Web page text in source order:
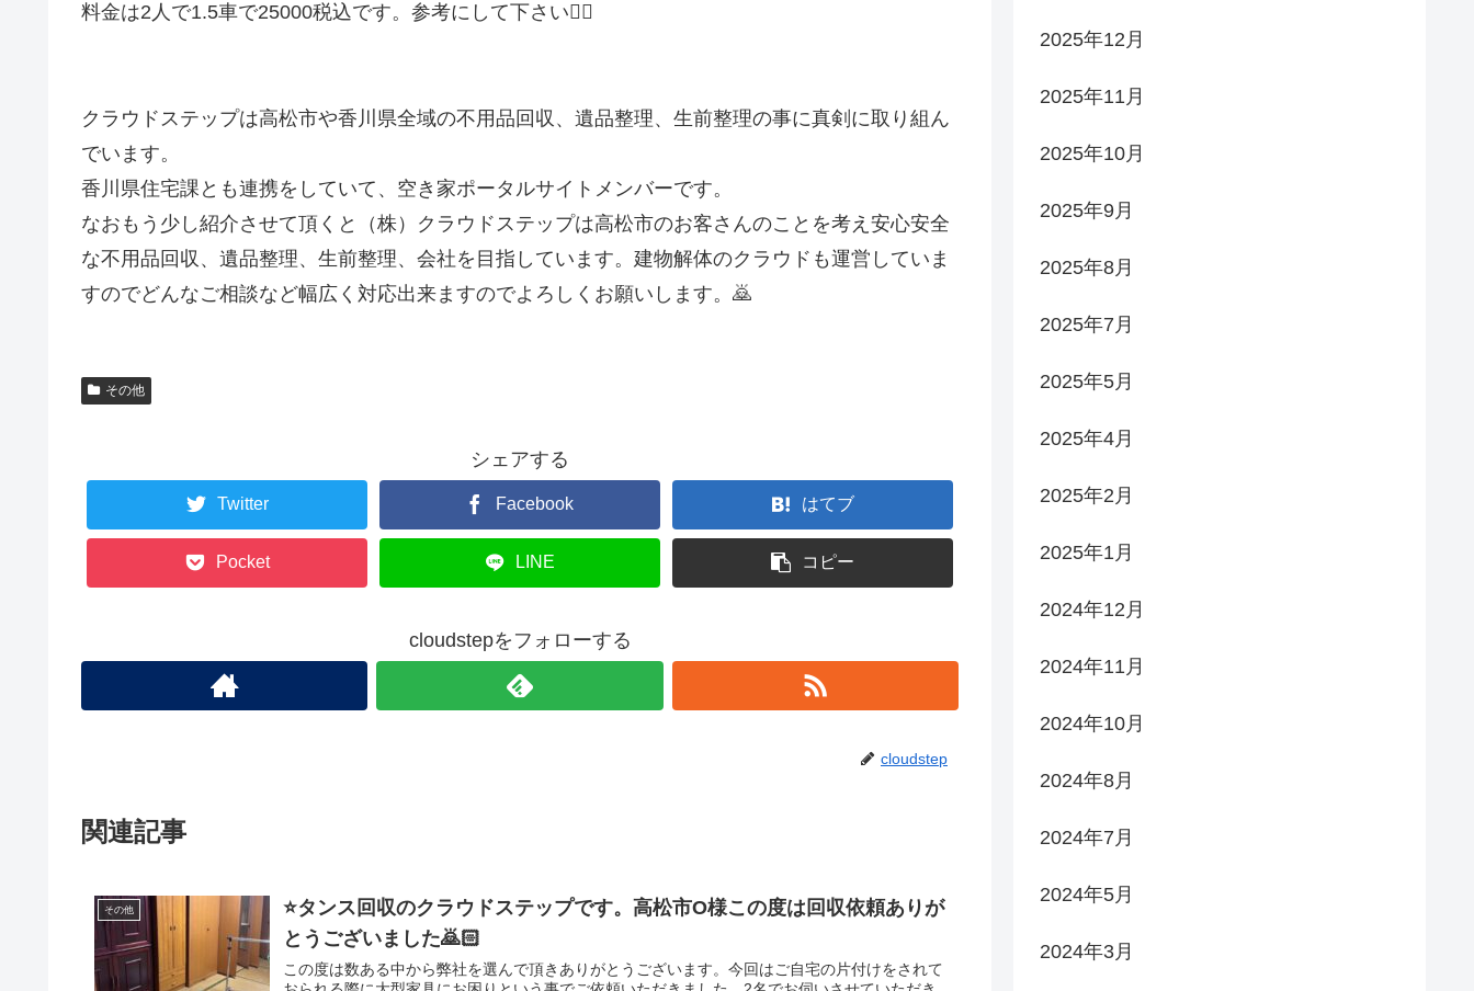
料金は2人で1.5車で25000税込です。参考にして下さい🙇‍♀️
クラウドステップは高松市や香川県全域の不用品回収、遺品整理、生前整理の事に真剣に取り組ん
でいます。
香川県住宅課とも連携をしていて、空き家ポータルサイトメンバーです。
なおもう少し紹介させて頂くと（株）クラウドステップは高松市のお客さんのことを考え安心安全
な不用品回収、遺品整理、生前整理、会社を目指しています。建物解体のクラウドも運営していま
すのでどんなご相談など幅広く対応出来ますのでよろしくお願いします。🙇
その他
シェアする
Twitter Facebook はてブ
Pocket LINE コピー
cloudstepをフォローする
cloudstep
関連記事
その他
⭐️タンス回収のクラウドステップです。高松市O様この度は回収依頼ありが
とうございました🙇🏻
この度は数ある中から弊社を選んで頂きありがとうございます。今回はご自宅の片付けをされて
2025年12月
2025年11月
2025年10月
2025年9月
2025年8月
2025年7月
2025年5月
2025年4月
2025年2月
2025年1月
2024年12月
2024年11月
2024年10月
2024年8月
2024年7月
2024年5月
2024年3月